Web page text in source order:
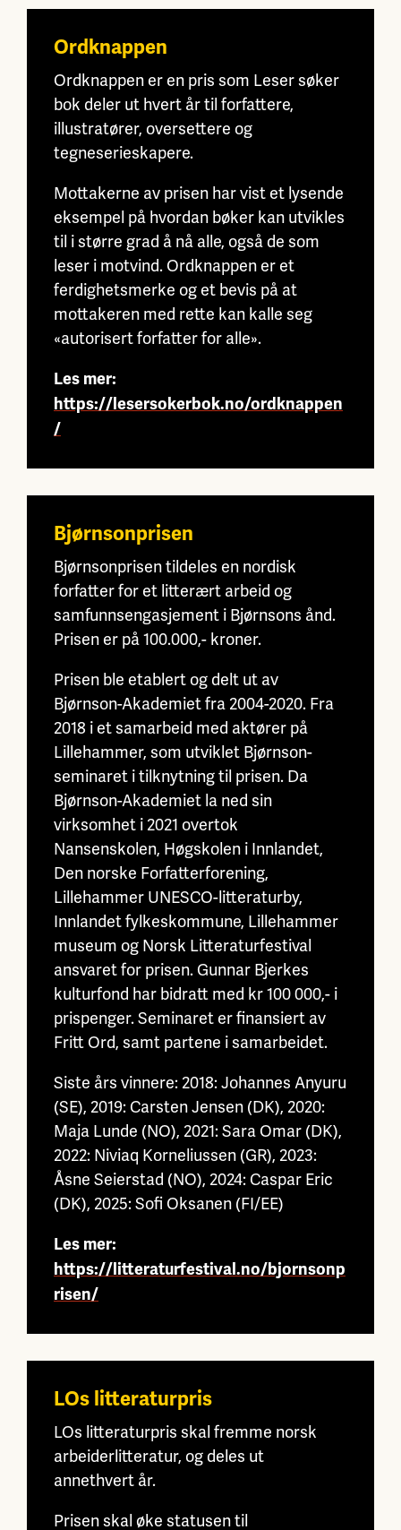
Ordknappen
Ordknappen er en pris som Leser søker
bok deler ut hvert år til forfattere,
illustratører, oversettere og
tegneserieskapere.
Mottakerne av prisen har vist et lysende
eksempel på hvordan bøker kan utvikles
til i større grad å nå alle, også de som
leser i motvind. Ordknappen er et
ferdighetsmerke og et bevis på at
mottakeren med rette kan kalle seg
«autorisert forfatter for alle».
Les mer:
https://lesersokerbok.no/ordknappen
/
Bjørnsonprisen
Bjørnsonprisen tildeles en nordisk
forfatter for et litterært arbeid og
samfunnsengasjement i Bjørnsons ånd.
Prisen er på 100.000,- kroner.
Prisen ble etablert og delt ut av
Bjørnson-Akademiet fra 2004-2020. Fra
2018 i et samarbeid med aktører på
Lillehammer, som utviklet Bjørnson-
seminaret i tilknytning til prisen. Da
Bjørnson-Akademiet la ned sin
virksomhet i 2021 overtok
Nansenskolen, Høgskolen i Innlandet,
Den norske Forfatterforening,
Lillehammer UNESCO-litteraturby,
Innlandet fylkeskommune, Lillehammer
museum og Norsk Litteraturfestival
ansvaret for prisen. Gunnar Bjerkes
kulturfond har bidratt med kr 100 000,- i
prispenger. Seminaret er finansiert av
Fritt Ord, samt partene i samarbeidet.
Siste års vinnere: 2018: Johannes Anyuru
(SE), 2019: Carsten Jensen (DK), 2020:
Maja Lunde (NO), 2021: Sara Omar (DK),
2022: Niviaq Korneliussen (GR), 2023:
Åsne Seierstad (NO), 2024: Caspar Eric
(DK), 2025: Sofi Oksanen (FI/EE)
Les mer:
https://litteraturfestival.no/bjornsonp
risen/
LOs litteraturpris
LOs litteraturpris skal fremme norsk
arbeiderlitteratur, og deles ut
annethvert år.
Prisen skal øke statusen til